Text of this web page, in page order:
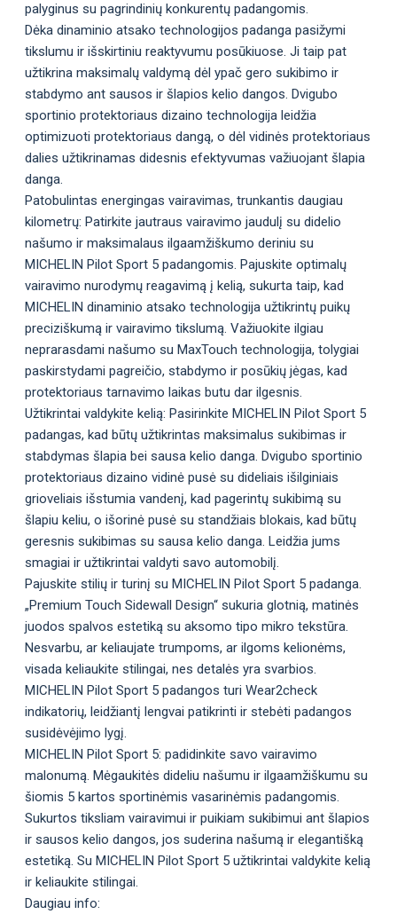
palyginus su pagrindinių konkurentų padangomis.
Dėka dinaminio atsako technologijos padanga pasižymi
tikslumu ir išskirtiniu reaktyvumu posūkiuose. Ji taip pat
užtikrina maksimalų valdymą dėl ypač gero sukibimo ir
stabdymo ant sausos ir šlapios kelio dangos. Dvigubo
sportinio protektoriaus dizaino technologija leidžia
optimizuoti protektoriaus dangą, o dėl vidinės protektoriaus
dalies užtikrinamas didesnis efektyvumas važiuojant šlapia
danga.
Patobulintas energingas vairavimas, trunkantis daugiau
kilometrų: Patirkite jautraus vairavimo jaudulį su didelio
našumo ir maksimalaus ilgaamžiškumo deriniu su
MICHELIN Pilot Sport 5 padangomis. Pajuskite optimalų
vairavimo nurodymų reagavimą į kelią, sukurta taip, kad
MICHELIN dinaminio atsako technologija užtikrintų puikų
preciziškumą ir vairavimo tikslumą. Važiuokite ilgiau
neprarasdami našumo su MaxTouch technologija, tolygiai
paskirstydami pagreičio, stabdymo ir posūkių jėgas, kad
protektoriaus tarnavimo laikas butu dar ilgesnis.
Užtikrintai valdykite kelią: Pasirinkite MICHELIN Pilot Sport 5
padangas, kad būtų užtikrintas maksimalus sukibimas ir
stabdymas šlapia bei sausa kelio danga. Dvigubo sportinio
protektoriaus dizaino vidinė pusė su dideliais išilginiais
grioveliais išstumia vandenį, kad pagerintų sukibimą su
šlapiu keliu, o išorinė pusė su standžiais blokais, kad būtų
geresnis sukibimas su sausa kelio danga. Leidžia jums
smagiai ir užtikrintai valdyti savo automobilį.
Pajuskite stilių ir turinį su MICHELIN Pilot Sport 5 padanga.
„Premium Touch Sidewall Design“ sukuria glotnią, matinės
juodos spalvos estetiką su aksomo tipo mikro tekstūra.
Nesvarbu, ar keliaujate trumpoms, ar ilgoms kelionėms,
visada keliaukite stilingai, nes detalės yra svarbios.
MICHELIN Pilot Sport 5 padangos turi Wear2check
indikatorių, leidžiantį lengvai patikrinti ir stebėti padangos
susidėvėjimo lygį.
MICHELIN Pilot Sport 5: padidinkite savo vairavimo
malonumą. Mėgaukitės dideliu našumu ir ilgaamžiškumu su
šiomis 5 kartos sportinėmis vasarinėmis padangomis.
Sukurtos tiksliam vairavimui ir puikiam sukibimui ant šlapios
ir sausos kelio dangos, jos suderina našumą ir elegantišką
estetiką. Su MICHELIN Pilot Sport 5 užtikrintai valdykite kelią
ir keliaukite stilingai.
Daugiau info: